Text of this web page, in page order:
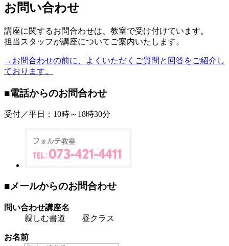
お問い合わせ
講座に関するお問合わせは、教室で受け付けています。
担当スタッフが講座についてご案内いたします。
→お問合わせの前に、よくいただくご質問と回答をご紹介し
ております。
■電話からのお問合わせ
受付／平日：10時～18時30分
■メールからのお問合わせ
問い合わせ講座名
親しむ書道 昼クラス
お名前